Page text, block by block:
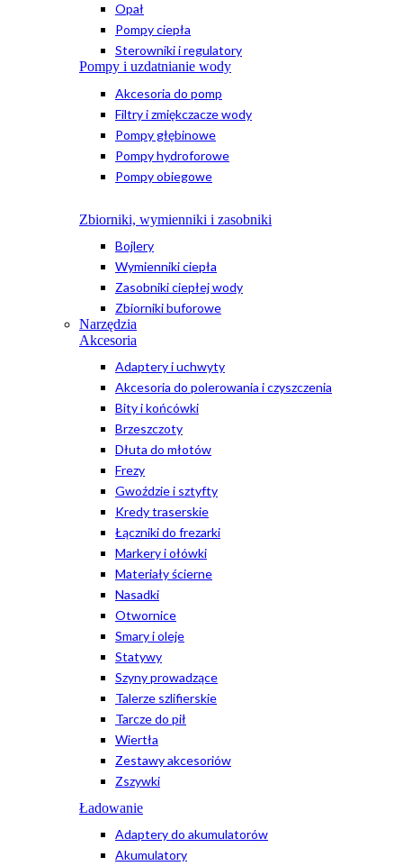
Opał
Pompy ciepła
Sterowniki i regulatory
Pompy i uzdatnianie wody
Akcesoria do pomp
Filtry i zmiękczacze wody
Pompy głębinowe
Pompy hydroforowe
Pompy obiegowe
Zbiorniki, wymienniki i zasobniki
Bojlery
Wymienniki ciepła
Zasobniki ciepłej wody
Zbiorniki buforowe
Narzędzia
Akcesoria
Adaptery i uchwyty
Akcesoria do polerowania i czyszczenia
Bity i końcówki
Brzeszczoty
Dłuta do młotów
Frezy
Gwoździe i sztyfty
Kredy traserskie
Łączniki do frezarki
Markery i ołówki
Materiały ścierne
Nasadki
Otwornice
Smary i oleje
Statywy
Szyny prowadzące
Talerze szlifierskie
Tarcze do pił
Wiertła
Zestawy akcesoriów
Zszywki
Ładowanie
Adaptery do akumulatorów
Akumulatory